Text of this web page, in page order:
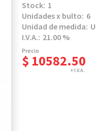
1
6
21.00 %
$ 10582.50